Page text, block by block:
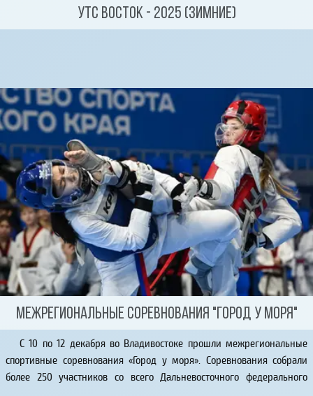
УТС ВОСТОК - 2025 (Зимние)
Межрегиональные соревнования "Город у моря"
С 10 по 12 декабря во Владивостоке прошли межрегиональные
спортивные соревнования «Город у моря». Соревнования собрали
более 250 участников со всего Дальневосточного федерального